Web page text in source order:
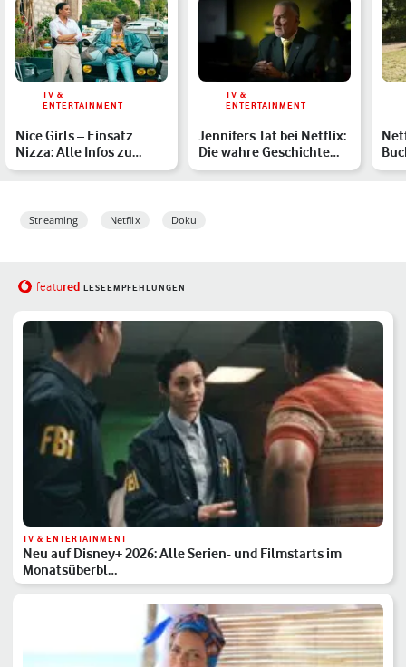
TV &
ENTERTAINMENT
Nice Girls – Einsatz
Nizza: Alle Infos zu
Handlung, Besetzung
TV &
ENTERTAINMENT
Jennifers Tat bei Netflix:
Die wahre Geschichte
hinter dem Krimin…
Die
Streaming Netflix Doku
featured LESEEMPFEHLUNGEN
TV & ENTERTAINMENT
Neu auf Disney+ 2026: Alle Serien- und Filmstarts im
Monatsüberbl…